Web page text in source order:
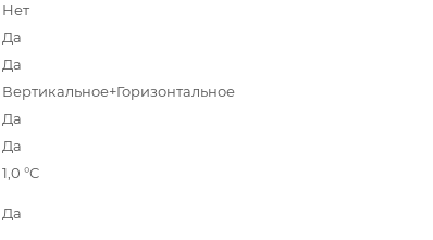
Нет
Да
Да
Вертикальное+Горизонтальное
Да
Да
1,0 °С
Да